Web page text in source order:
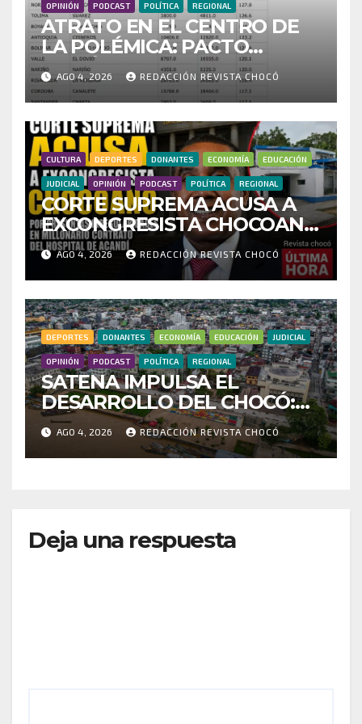
OPINIÓN PODCAST POLÍTICA REGIONAL
ATRATO EN EL CENTRO DE
LA POLÉMICA: PACTO
HISTÓRICO CUESTIONA
CENSO ELECTORAL Y PIDE
INVESTIGAR PRESUNTO
FRAUDE
AGO 4, 2026 REDACCIÓN REVISTA CHOCÓ
CULTURA DEPORTES DONANTES ECONOMÍA EDUCACIÓN
JUDICIAL OPINIÓN PODCAST POLÍTICA REGIONAL
CORTE SUPREMA ACUSA A
EXCONGRESISTA CHOCOANO
POR PRESUNTAS
IRREGULARIDADES EN
MILLONARIO CONTRATO
DEL HOSPITAL DE ACANDÍ
AGO 4, 2026 REDACCIÓN REVISTA CHOCÓ
DEPORTES DONANTES ECONOMÍA EDUCACIÓN JUDICIAL
OPINIÓN PODCAST POLÍTICA REGIONAL
SATENA IMPULSA EL
DESARROLLO DEL CHOCÓ:
MÁS DE 35 MIL PASAJEROS
MOVILIZADOS Y NUEVAS
RUTAS FORTALECEN LA
AGO 4, 2026 REDACCIÓN REVISTA CHOCÓ
Deja una respuesta